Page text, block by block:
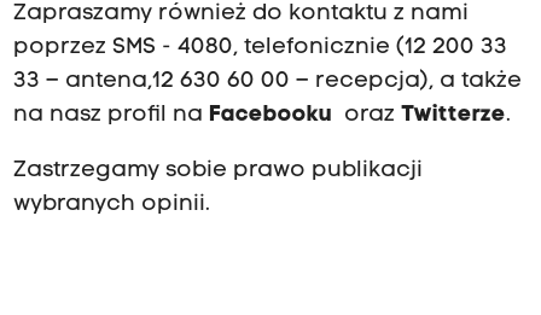
Zapraszamy również do kontaktu z nami
poprzez SMS - 4080, telefonicznie (12 200 33
33 – antena,12 630 60 00 – recepcja), a także
na nasz profil na Facebooku oraz Twitterze.
Zastrzegamy sobie prawo publikacji
wybranych opinii.